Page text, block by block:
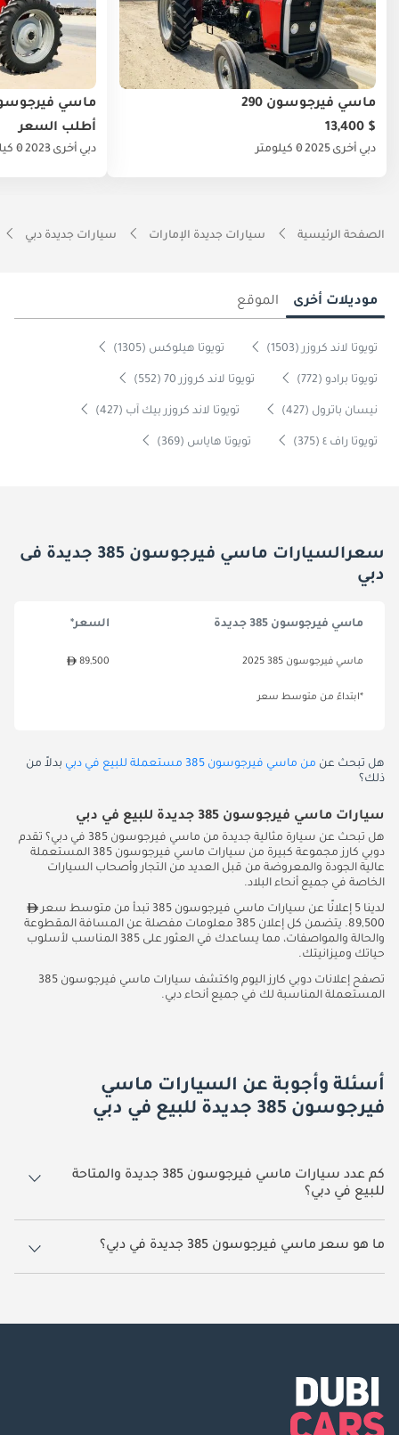
ماسي فيرجوسون 290
$ 13,400
دبي أخرى 20250 كيلومتر
ماسي فيرجوسون
أطلب السعر
دبي أخرى 20230 كيلومتر
الصفحة الرئيسية سيارات جديدة الإمارات سيارات جديدة دبي
موديلات أخرى الموقع
تويوتا لاند كروزر (1503) تويوتا هيلوكس (1305)
تويوتا برادو (772) تويوتا لاند كروزر 70 (552)
نيسان باترول (427) تويوتا لاند كروزر بيك آب (427)
تويوتا راف ٤ (375) تويوتا هاياس (369)
سعرالسيارات ماسي فيرجوسون 385 جديدة فى
دبي
ماسي فيرجوسون 385 جديدة السعر*
ماسي فيرجوسون 385 2025 89,500
*ابتداءً من متوسط سعر
هل تبحث عن من ماسي فيرجوسون 385 مستعملة للبيع في دبي
بدلاً من
ذلك؟
سيارات ماسي فيرجوسون 385 جديدة للبيع في دبي
هل تبحث عن سيارة مثالية جديدة من ماسي فيرجوسون 385 في دبي؟ تقدم
دوبي كارز مجموعة كبيرة من سيارات ماسي فيرجوسون 385 المستعملة
عالية الجودة والمعروضة من قبل العديد من التجار وأصحاب السيارات
الخاصة في جميع أنحاء البلاد.
لدينا 5 إعلانًا عن سيارات ماسي فيرجوسون 385 تبدأ من متوسط سعر
89,500. يتضمن كل إعلان 385 معلومات مفصلة عن المسافة المقطوعة
والحالة والمواصفات، مما يساعدك في العثور على 385 المناسب لأسلوب
حياتك وميزانيتك.
تصفح إعلانات دوبي كارز اليوم واكتشف سيارات ماسي فيرجوسون 385
المستعملة المناسبة لك في جميع أنحاء دبي.
أسئلة وأجوبة عن السيارات ماسي
فيرجوسون 385 جديدة للبيع في دبي
كم عدد سيارات ماسي فيرجوسون 385 جديدة والمتاحة
للبيع في دبي؟
5 سيارة ماسي فيرجوسون 385 جديدة متوفرة للبيع في دبي.
ما هو سعر ماسي فيرجوسون 385 جديدة في دبي؟
يبدأ سعر سيارة ماسي فيرجوسون 385 جديدة في دبي 89,500.